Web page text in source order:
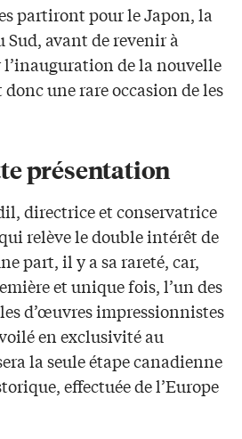
partiront pour le Japon, la
Sud, avant de revenir à
de la nouvelle
donc une rare occasion de les
présentation
directrice et conservatrice
relève le double intérêt de
part, il y a sa rareté, car,
et unique fois, l’un des
d’œuvres impressionnistes
en exclusivité au
la seule étape canadienne
effectuée de l’Europe